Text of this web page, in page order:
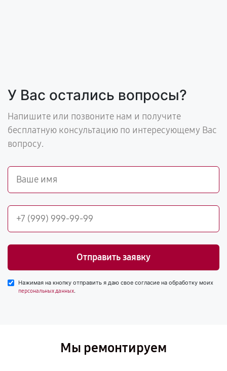
У Вас остались вопросы?
Напишите или позвоните нам и получите
бесплатную консультацию по интересующему Вас
вопросу.
Отправить заявку
Нажимая на кнопку отправить я даю свое согласие на обработку моих
персональных данных.
Мы ремонтируем